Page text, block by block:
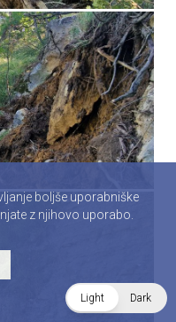
Light Dark
boljše uporabniške
z njihovo uporabo.